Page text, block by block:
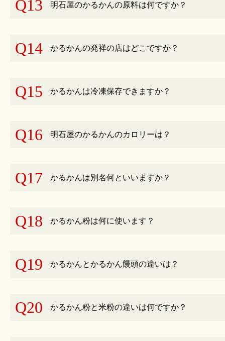
Q13 明石屋のかるかんの原料は何ですか？
Q14 かるかんの発祥の店はどこですか？
Q15 かるかんは冷凍保存できますか？
Q16 明石屋のかるかんのカロリーは？
Q17 かるかんは別名何といいますか？
Q18 かるかん粉は何に使います？
Q19 かるかんとかるかん饅頭の違いは？
Q20 かるかん粉と米粉の違いは何ですか？